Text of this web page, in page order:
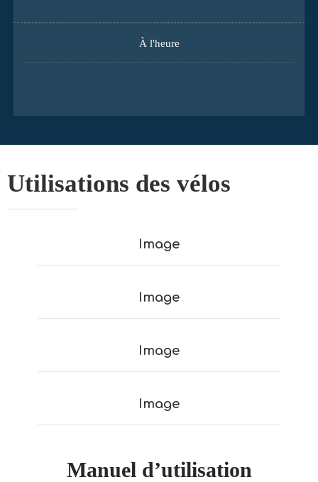
À l'heure
Utilisations des vélos
Image
Image
Image
Image
Manuel d’utilisation